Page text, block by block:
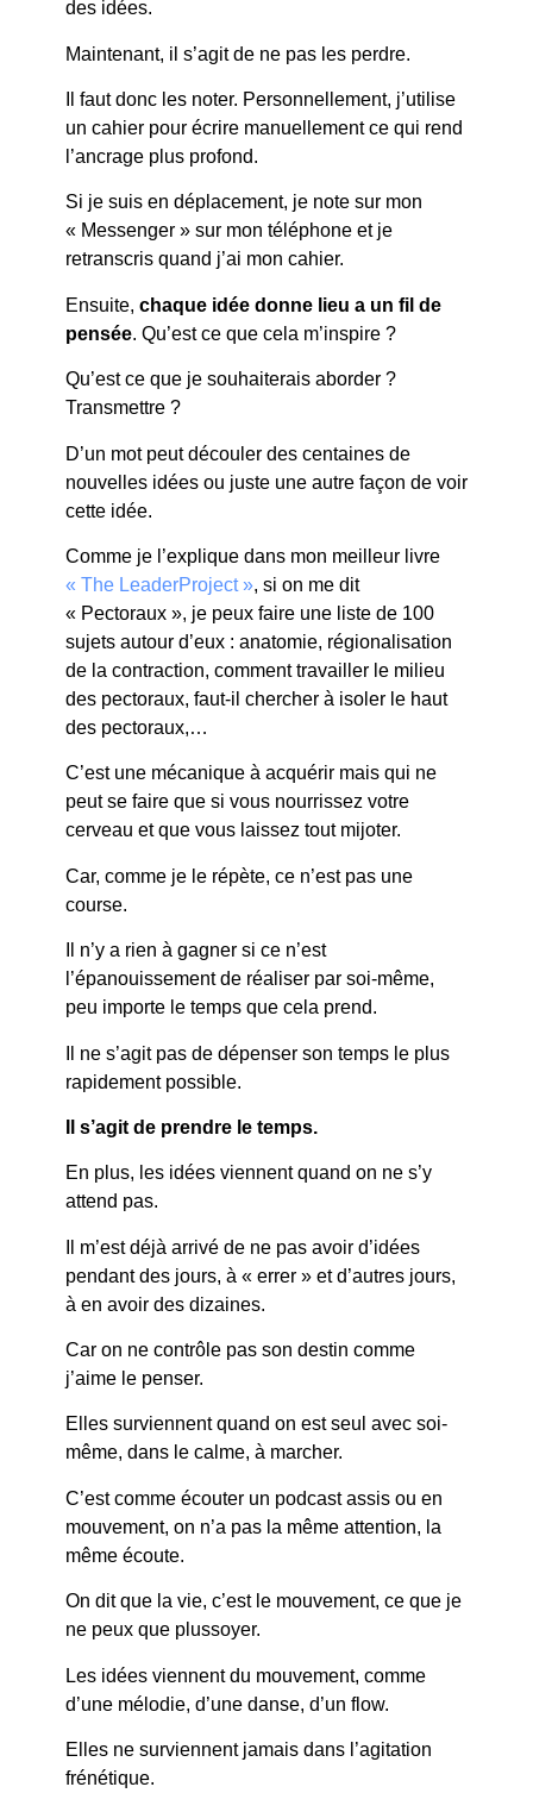
des idées.
Maintenant, il s’agit de ne pas les perdre.
Il faut donc les noter. Personnellement, j’utilise
un cahier pour écrire manuellement ce qui rend
l’ancrage plus profond.
Si je suis en déplacement, je note sur mon
« Messenger » sur mon téléphone et je
retranscris quand j’ai mon cahier.
Ensuite, chaque idée donne lieu a un fil de
pensée. Qu’est ce que cela m’inspire ?
Qu’est ce que je souhaiterais aborder ?
Transmettre ?
D’un mot peut découler des centaines de
nouvelles idées ou juste une autre façon de voir
cette idée.
Comme je l’explique dans mon meilleur livre
« The LeaderProject », si on me dit
« Pectoraux », je peux faire une liste de 100
sujets autour d’eux : anatomie, régionalisation
de la contraction, comment travailler le milieu
des pectoraux, faut-il chercher à isoler le haut
des pectoraux,…
C’est une mécanique à acquérir mais qui ne
peut se faire que si vous nourrissez votre
cerveau et que vous laissez tout mijoter.
Car, comme je le répète, ce n’est pas une
course.
Il n’y a rien à gagner si ce n’est
l’épanouissement de réaliser par soi-même,
peu importe le temps que cela prend.
Il ne s’agit pas de dépenser son temps le plus
rapidement possible.
Il s’agit de prendre le temps.
En plus, les idées viennent quand on ne s’y
attend pas.
Il m’est déjà arrivé de ne pas avoir d’idées
pendant des jours, à « errer » et d’autres jours,
à en avoir des dizaines.
Car on ne contrôle pas son destin comme
j’aime le penser.
Elles surviennent quand on est seul avec soi-
même, dans le calme, à marcher.
C’est comme écouter un podcast assis ou en
mouvement, on n’a pas la même attention, la
même écoute.
On dit que la vie, c’est le mouvement, ce que je
ne peux que plussoyer.
Les idées viennent du mouvement, comme
d’une mélodie, d’une danse, d’un flow.
Elles ne surviennent jamais dans l’agitation
frénétique.